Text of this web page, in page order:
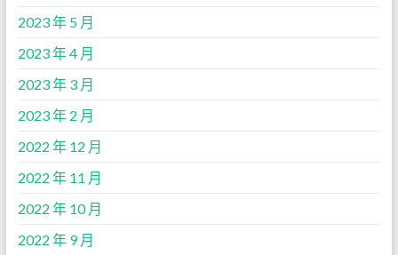
2023 年 5 月
2023 年 4 月
2023 年 3 月
2023 年 2 月
2022 年 12 月
2022 年 11 月
2022 年 10 月
2022 年 9 月